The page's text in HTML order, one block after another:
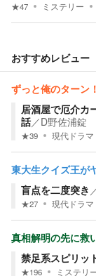
★47 ミステリー
おすすめレビュー
ずっと俺のターン
居酒屋で厄介カ
話／D野佐浦錠
★39 現代ドラマ
東大生クイズ王が
盲点を二度突き
★27 現代ドラマ
真相解明の先に救
禁足系スピリッ
★196 ミステリ